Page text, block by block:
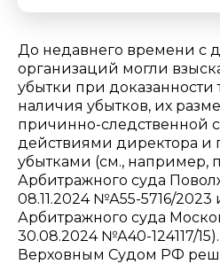
До недавнего времени с
организаций могли
убытки при доказанности
наличия убытков, их
причинно-следственной
действиями директора
убытками (см., например,
Арбитражного суда
08.11.2024 №А55-5716/2023
Арбитражного суда
30.08.2024 №А40-124117/
Верховным Судом РФ